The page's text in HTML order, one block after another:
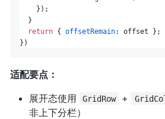
    });
  }
return { offsetRemain: offset };
适配要点：
展开态使用
GridRow +
非上下分栏）